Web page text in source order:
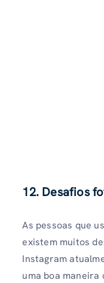
12. Desafios
As pessoas que
existem muitos
Instagram
uma boa maneira